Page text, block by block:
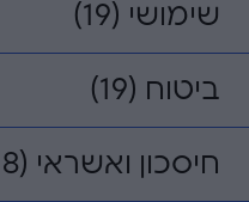
שימושי (19)
ביטוח (19)
חיסכון ואשראי (18)